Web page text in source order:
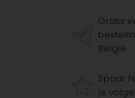
Gratis
België
Spaar
je